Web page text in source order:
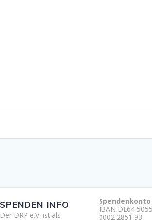
SPENDEN INFO
Der DRP e.V. ist als
Spendenkonto
IBAN DE64
0002 2851 93